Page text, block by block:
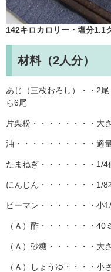
142キロカロリー・塩分1.1
材料（2人分）
あじ（三枚おろし）・・2
ら6尾
片栗粉・・・・・・・・大
油・・・・・・・・・・適
たまねぎ・・・・・・・1/4
にんじん・・・・・・・1/8
ピーマン・・・・・・・小
（Ａ）酢・・・・・・・40
（Ａ）砂糖・・・・・・大
（Ａ）しょうゆ・・・・小